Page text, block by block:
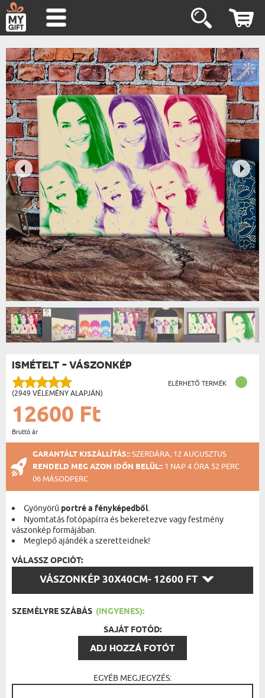
ISMÉTELT - VÁSZONKÉP
(2949 VÉLEMÉNY ALAPJÁN)
ELÉRHETŐ TERMÉK
12600 Ft
Bruttó ár
GARANTÁLT KISZÁLLÍTÁS::SZERDÁRA, 12 AUGUSZTUS
RENDELD MEG AZON IDŐN BELÜL:: 1 NAP 4 ÓRA 52 PERC
05 MÁSODPERC
Gyönyörű portré a fényképedből.
Nyomtatás fotópapírra és bekeretezve vagy festmény
vászonkép formájában.
Meglepő ajándék a szeretteidnek!
VÁLASSZ OPCIÓT:
VÁSZONKÉP 30X40CM- 12600 FT
VÁLASSZ
OPCIÓT:
SZEMÉLYRE SZÁBÁS (INGYENES):
SAJÁT FOTÓD:
ADJ HOZZÁ FOTÓT
EGYÉB MEGJEGYZÉS: